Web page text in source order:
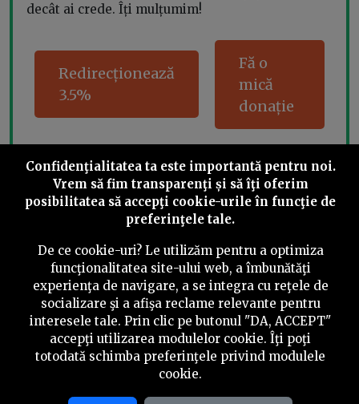
decât ai crede. Îți mulțumim!
Redirecționează
3.5%
Fă o
mică
donație
Share this
©2026 PressOne.ro
RSSNewslettereDespre noiPolitica editorială
Politica de verificare a conținutului
Termeni și condiții
Confidenţialitatea ta este importantă pentru noi.
Vrem să fim transparenţi și să îţi oferim
posibilitatea să accepţi cookie-urile în funcţie de
preferinţele tale.
De ce cookie-uri? Le utilizăm pentru a optimiza
funcţionalitatea site-ului web, a îmbunătăţi
experienţa de navigare, a se integra cu reţele de
socializare şi a afişa reclame relevante pentru
interesele tale. Prin clic pe butonul "DA, ACCEPT"
accepţi utilizarea modulelor cookie. Îţi poţi
totodată schimba preferinţele privind modulele
cookie.